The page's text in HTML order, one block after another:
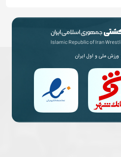
ورزش ملی و اول ایران